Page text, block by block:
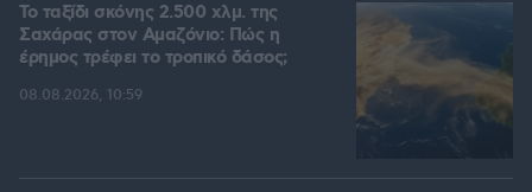
Το ταξίδι σκόνης 2.500 χλμ. της
Σαχάρας στον Αμαζόνιο: Πώς η
έρημος τρέφει το τροπικό δάσος;
08.08.2026, 10:59